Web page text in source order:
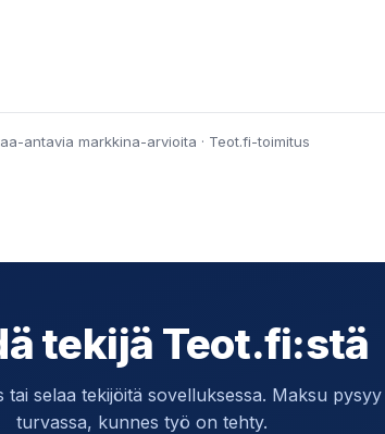
antavia markkina-arvioita · Teot.fi-toimitus
tekijä Teot.fi:stä
tai selaa tekijöitä sovelluksessa. Maksu pysyy
turvassa, kunnes työ on tehty.